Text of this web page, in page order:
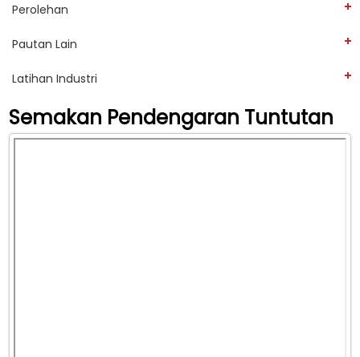
Perolehan
Pautan Lain
Latihan Industri
Semakan Pendengaran Tuntutan